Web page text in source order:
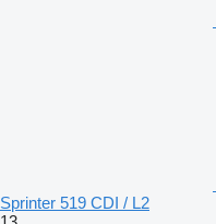
Sprinter 519 CDI / L2